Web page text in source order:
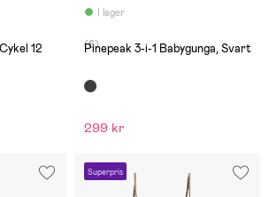
12
I lager
(6)
Pinepeak 3-i-1 Babygunga, Svart
299 kr
Superpris